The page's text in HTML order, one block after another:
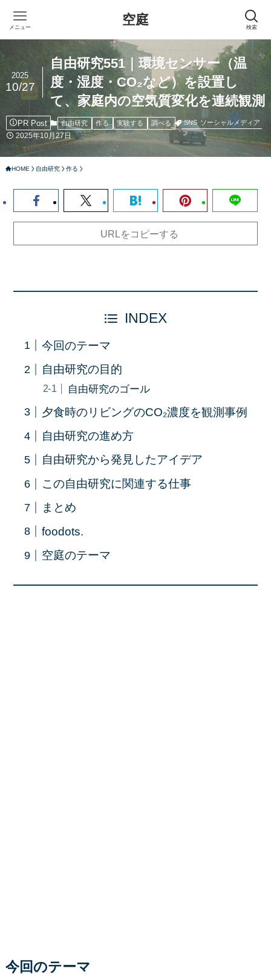
空庭 検索
メニュー
自由研究551｜環境センサー（温
度・湿度・CO₂など）を設置し
て、家庭内の空気質変化を連続観測
2025
10/27
PR Post 自由研究 作る 実験する 調べる SNS ソーシャルメディア
2025年10月27日
HOME 自由研究 作る
URLをコピーする
INDEX
今回のテーマ
自由研究の目的
自由研究のゴール
夕食時のリビングのCO₂濃度を観測事例
自由研究の進め方
自由研究から発見したアイデア
この自由研究に関連する仕事
まとめ
foodots.
空庭のテーマ
今回のテーマ